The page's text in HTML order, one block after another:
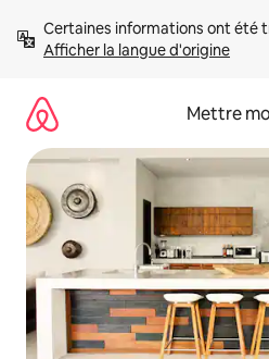
directement
Afficher la langue d'origine
Mettre